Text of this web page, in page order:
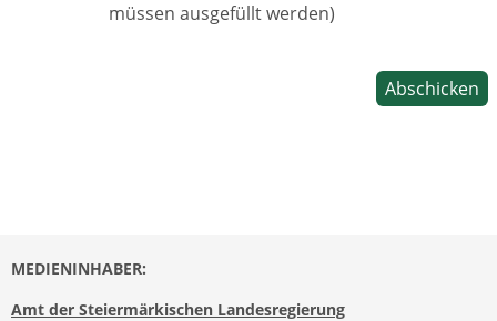
müssen ausgefüllt werden)
MEDIENINHABER:
Amt der Steiermärkischen Landesregierung